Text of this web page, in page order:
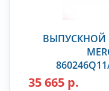
ВЫПУСКНОЙ
35 665 р.